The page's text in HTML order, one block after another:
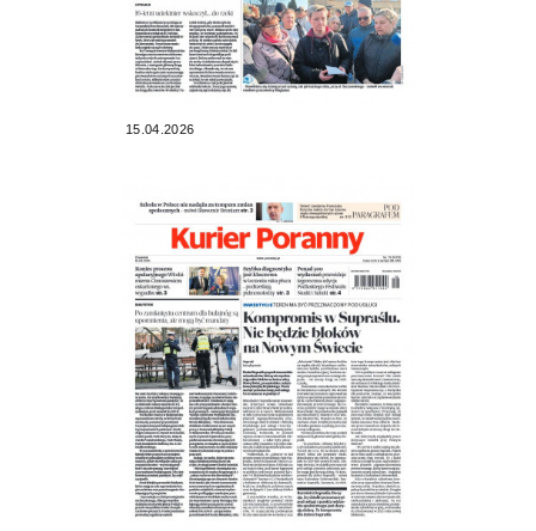
15.04.2026